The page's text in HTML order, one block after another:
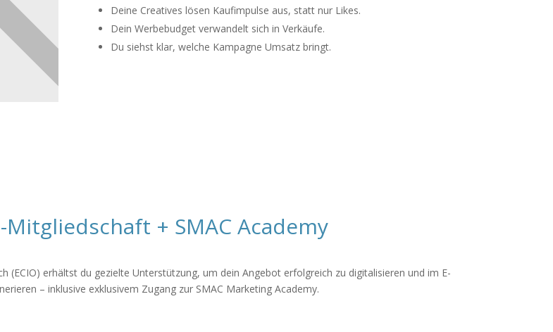
Deine Creatives lösen Kaufimpulse aus, statt nur Likes.
Dein Werbebudget verwandelt sich in Verkäufe.
Du siehst klar, welche Kampagne Umsatz bringt.
Mitgliedschaft + SMAC Academy
(ECIO) erhältst du gezielte Unterstützung, um dein Angebot erfolgreich zu digitalisieren und im E-
– inklusive exklusivem Zugang zur SMAC Marketing Academy.